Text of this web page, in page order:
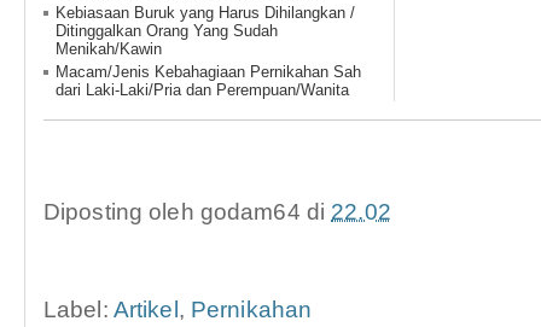
Kebiasaan Buruk yang Harus Dihilangkan /
Ditinggalkan Orang Yang Sudah
Menikah/Kawin
Macam/Jenis Kebahagiaan Pernikahan Sah
dari Laki-Laki/Pria dan Perempuan/Wanita
Diposting oleh godam64 di 22.02
Label: Artikel, Pernikahan